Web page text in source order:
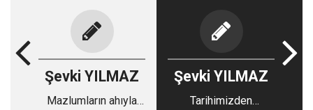
Şevki YILMAZ
Mazlumların ahıyla
Şevki YILMAZ
Tarihimizden